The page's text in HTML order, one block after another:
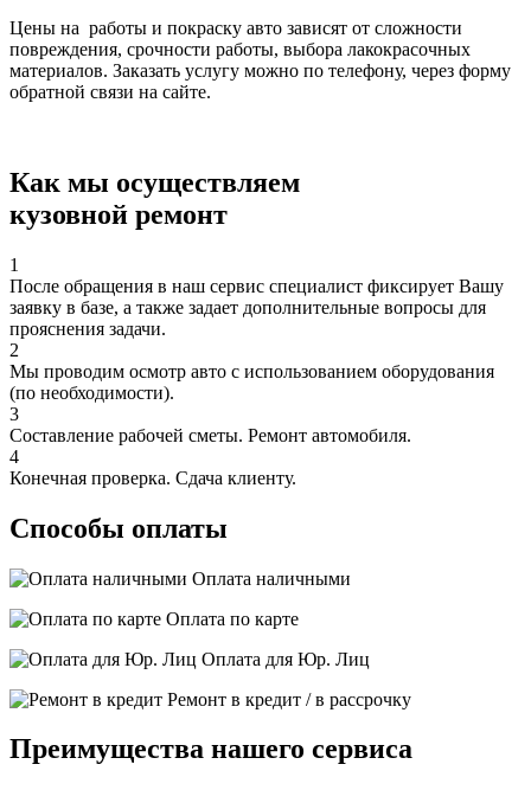
Цены на работы и покраску авто зависят от сложности
повреждения, срочности работы, выбора лакокрасочных
материалов. Заказать услугу можно по телефону, через форму
обратной связи на сайте.
Как мы осуществляем
кузовной ремонт
1
После обращения в наш сервис специалист фиксирует Вашу
заявку в базе, а также задает дополнительные вопросы для
прояснения задачи.
2
Мы проводим осмотр авто с использованием оборудования
(по необходимости).
3
Составление рабочей сметы. Ремонт автомобиля.
4
Конечная проверка. Сдача клиенту.
Способы оплаты
Оплата наличными
Оплата по карте
Оплата для Юр. Лиц
Ремонт в кредит / в рассрочку
Преимущества нашего сервиса